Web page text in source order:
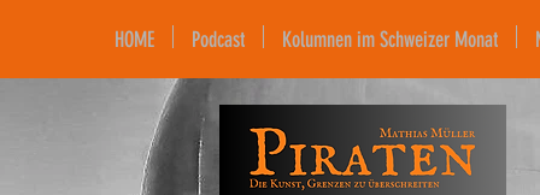
HOME Podcast Kolumnen im Schweizer Monat